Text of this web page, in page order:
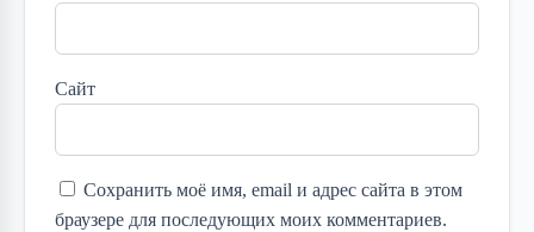
Сайт
Сохранить моё имя, email и адрес сайта в этом
браузере для последующих моих комментариев.